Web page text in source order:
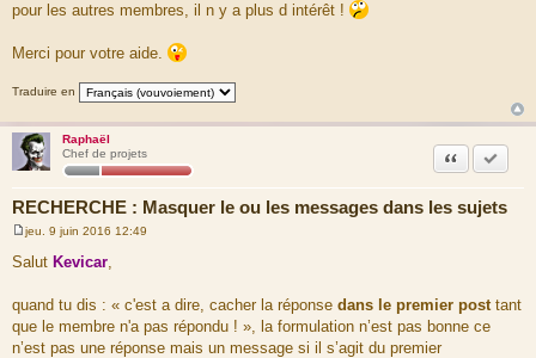
pour les autres membres, il n y a plus d intérêt !
Merci pour votre aide.
Traduire en
Raphaël
Chef de projets
RECHERCHE : Masquer le ou les messages dans les sujets
Citation
M
e
s
g
e
jeu. 9 juin 2016 12:49
Salut Kevicar
quand tu dis : « c'est a dire, cacher la réponse dans le premier post tant
que le membre n'a pas répondu ! », la formulation n’est pas bonne ce
n’est pas une réponse mais un message si il s’agit du premier